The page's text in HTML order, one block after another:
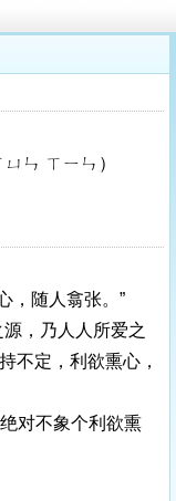
ㄣ ㄒㄧㄣ）
，随人翕张。”
源，乃人人所爱之
不定，利欲熏心，
绝对不象个利欲熏